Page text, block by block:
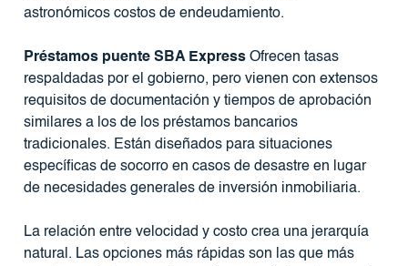
astronómicos costos de endeudamiento.
Préstamos puente SBA ExpressOfrecen tasas
respaldadas por el gobierno, pero vienen con extensos
requisitos de documentación y tiempos de aprobación
similares a los de los préstamos bancarios
tradicionales. Están diseñados para situaciones
específicas de socorro en casos de desastre en lugar
de necesidades generales de inversión inmobiliaria.
La relación entre velocidad y costo crea una jerarquía
natural. Las opciones más rápidas son las que más